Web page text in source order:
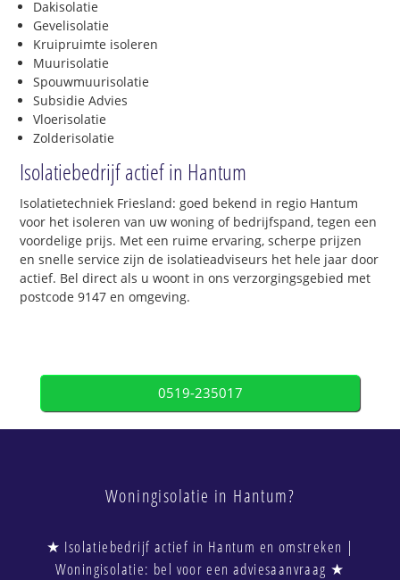
Dakisolatie
Gevelisolatie
Kruipruimte isoleren
Muurisolatie
Spouwmuurisolatie
Subsidie Advies
Vloerisolatie
Zolderisolatie
Isolatiebedrijf actief in Hantum
Isolatietechniek Friesland: goed bekend in regio Hantum
voor het isoleren van uw woning of bedrijfspand, tegen een
voordelige prijs. Met een ruime ervaring, scherpe prijzen
en snelle service zijn de isolatieadviseurs het hele jaar door
actief. Bel direct als u woont in ons verzorgingsgebied met
postcode 9147 en omgeving.
0519-235017
Woningisolatie in Hantum?
★ Isolatiebedrijf actief in Hantum en omstreken |
Woningisolatie: bel voor een adviesaanvraag ★